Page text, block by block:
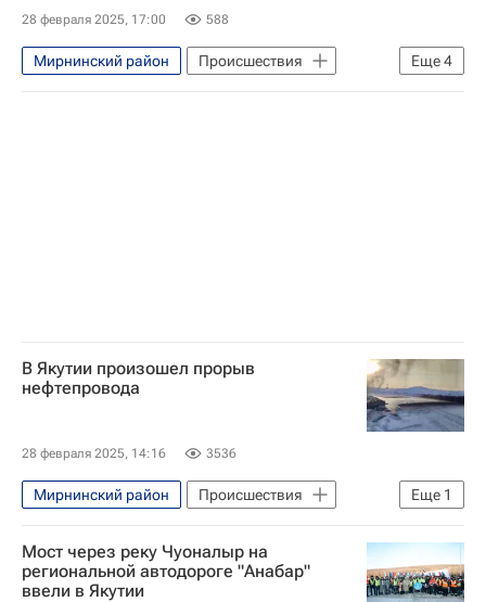
28 февраля 2025, 17:00 588
Еще4
Мирнинский район
Происшествия
Россия
Евгений Перфильев
В Якутии произошел прорыв
нефтепровода
28 февраля 2025, 14:16 3536
Еще 1
Мирнинский район
Происшествия
Евгений Перфильев
Мост через реку Чуоналыр на
региональной автодороге "Анабар"
ввели в Якутии